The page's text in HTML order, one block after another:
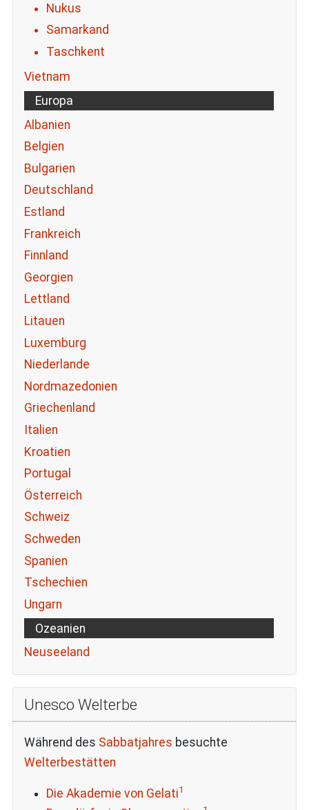
Nukus
Samarkand
Taschkent
Vietnam
Europa
Albanien
Belgien
Bulgarien
Deutschland
Estland
Frankreich
Finnland
Georgien
Lettland
Litauen
Luxemburg
Niederlande
Nordmazedonien
Griechenland
Italien
Kroatien
Portugal
Österreich
Schweiz
Schweden
Spanien
Tschechien
Ungarn
Ozeanien
Neuseeland
Unesco Welterbe
Während des Sabbatjahres besuchte
Welterbestätten
Die Akademie von Gelati1